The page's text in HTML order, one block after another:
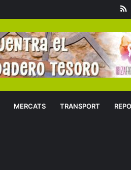
MERCATS TRANSPORT